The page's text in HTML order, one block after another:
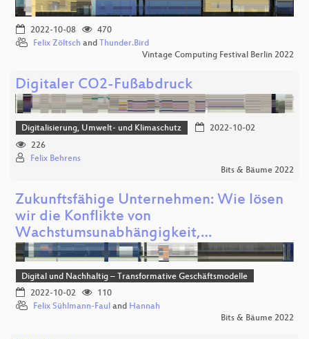
2022-10-08
470
Felix Zöltsch and Thunder.Bird
Vintage Computing Festival Berlin 2022
Digitaler CO2-Fußabdruck
Digitalisierung, Umwelt- und Klimaschutz
2022-10-02
226
Felix Behrens
Bits & Bäume 2022
Zukunftsfähige Unternehmen: Wie lösen
wir die Konflikte von
Wachstumsunabhängigkeit,…
Digital und Nachhaltig – Transformative Geschäftsmodelle
2022-10-02
110
Felix Sühlmann-Faul and Hannah
Bits & Bäume 2022